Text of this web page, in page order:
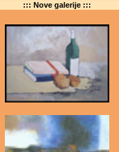
::: Nove galerije :::